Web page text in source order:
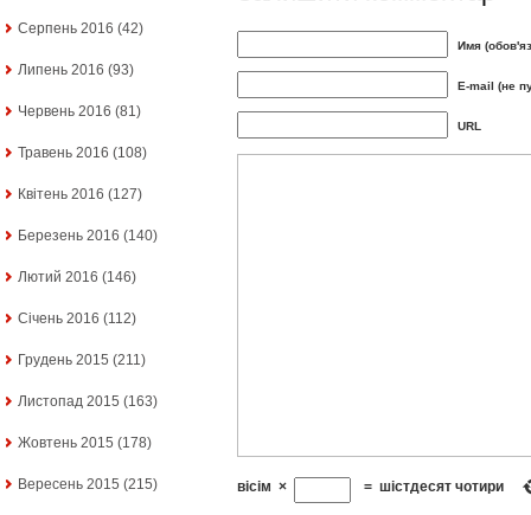
Серпень 2016 (42)
Липень 2016 (93)
Червень 2016 (81)
Травень 2016 (108)
Квітень 2016 (127)
Березень 2016 (140)
Лютий 2016 (146)
Січень 2016 (112)
Грудень 2015 (211)
Листопад 2015 (163)
Жовтень 2015 (178)
Вересень 2015 (215)
Имя
E-mail (не
URL
вісім × = шістдесят чотири